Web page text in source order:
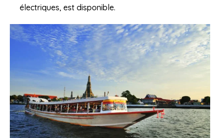
électriques, est disponible.